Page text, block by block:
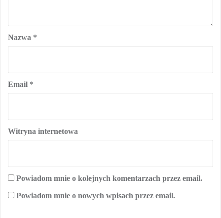
Nazwa *
Email *
Witryna internetowa
Powiadom mnie o kolejnych komentarzach przez email.
Powiadom mnie o nowych wpisach przez email.